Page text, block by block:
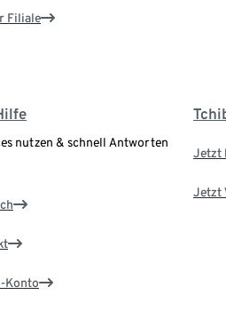
Filiale
nutzen & schnell Antworten
Konto
Jetzt
Jetzt